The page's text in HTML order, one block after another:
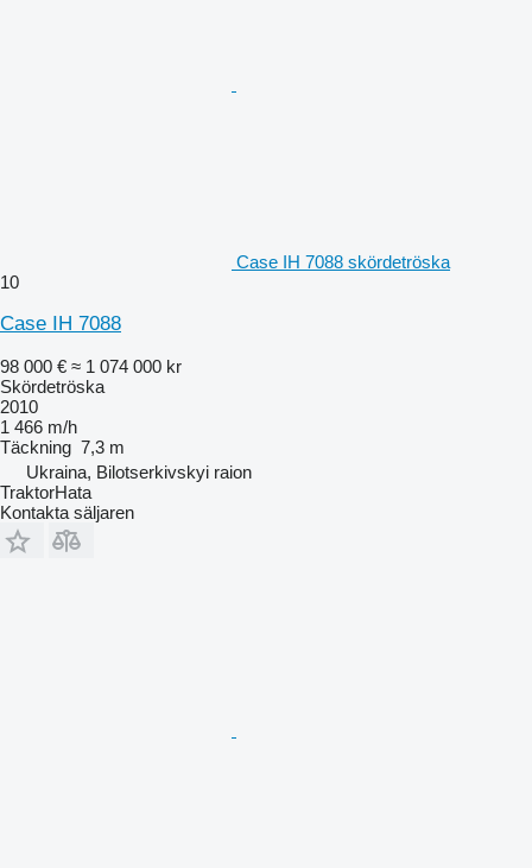
Case IH 7088 skördetröska
10
Case IH 7088
98 000 € ≈ 1 074 000 kr
Skördetröska
2010
1 466 m/h
Täckning 7,3 m
Ukraina, Bilotserkivskyi raion
TraktorHata
Kontakta säljaren